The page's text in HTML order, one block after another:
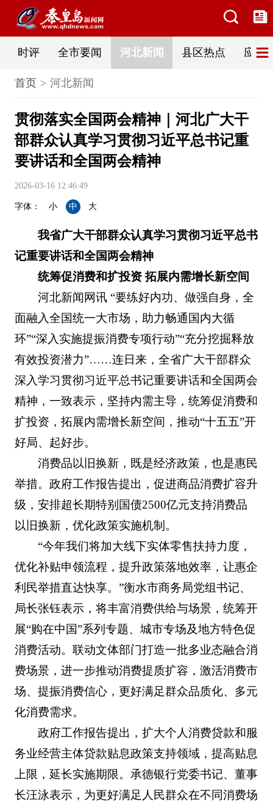
时评 全市要闻 河北新闻 县区热点 应急
首页 河北新闻
贯彻落实全国两会精神｜河北广大干
部群众认真学习贯彻习近平总书记重
要讲话和全国两会精神
2026-03-16 12:46:49
字体： 小 中 大
我省广大干部群众认真学习贯彻习近平总书
记重要讲话和全国两会精神
统筹促消费和扩投资 拓展内需增长新空间
河北新闻网讯 “要练好内功、做强自身，全
面融入全国统一大市场，助力畅通国内大循
环”“深入实施提振消费专项行动”“充分挖掘释放
有效投资潜力”……连日来，全省广大干部群众
深入学习贯彻习近平总书记重要讲话和全国两会
精神，一致表示，坚持内需主导，统筹促消费和
扩投资，拓展内需增长新空间，推动“十五五”开
好局、起好步。
消费品以旧换新，既是经济政策，也是惠民
举措。政府工作报告提出，促进商品消费扩容升
级，安排超长期特别国债2500亿元支持消费品
以旧换新，优化政策实施机制。
“今年我们将加大线下实体零售扶持力度，
优化补贴申领流程，提升政策落地效率，让惠企
利民举措直达快享。”衡水市商务局党组书记、
局长张钰表示，将丰富消费供给与场景，统筹开
展“购在中国”系列专题、城市专场及地方特色促
消费活动。联动文体部门打造一批多业态融合消
费场景，进一步推动消费提质扩容，激活消费市
场、提振消费信心，更好满足群众品质化、多元
化消费需求。
政府工作报告提出，扩大个人消费贷款和服
务业经营主体贷款贴息政策支持领域，提高贴息
上限，延长实施期限。承德银行党委书记、董事
长汪泳表示，为更好满足人民群众在不同消费场